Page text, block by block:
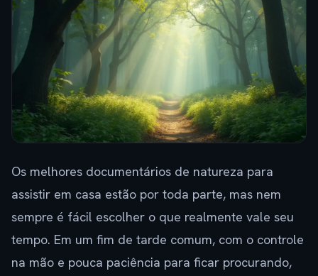
Os melhores documentários de natureza para
assistir em casa estão por toda parte, mas nem
sempre é fácil escolher o que realmente vale seu
tempo. Em um fim de tarde comum, com o controle
na mão e pouca paciência para ficar procurando,